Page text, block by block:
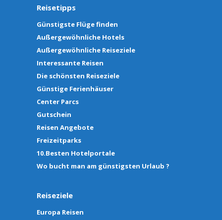
Reisetipps
Günstigste Flüge finden
Außergewöhnliche Hotels
Außergewöhnliche Reiseziele
Interessante Reisen
Die schönsten Reiseziele
Günstige Ferienhäuser
Center Parcs
Gutschein
Reisen Angebote
Freizeitparks
10.Besten Hotelportale
Wo bucht man am günstigsten Urlaub ?
Reiseziele
Europa Reisen